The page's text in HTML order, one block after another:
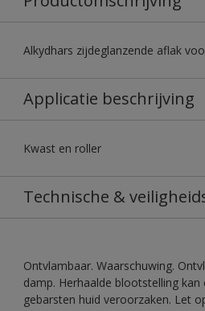
Alkydhars zijdeglanzende aflak
Applicatie beschrijving
Kwast en roller
Technische &
Ontvlambaar. Waarschuwing.
damp. Herhaalde blootstelling
gebarsten huid veroorzaken. Let